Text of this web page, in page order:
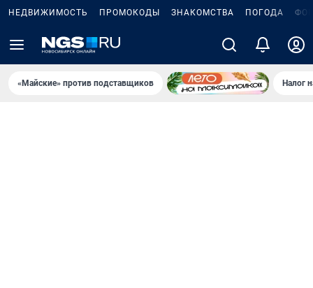
НЕДВИЖИМОСТЬ ПРОМОКОДЫ ЗНАКОМСТВА ПОГОДА
«Майские» против подставщиков Налог